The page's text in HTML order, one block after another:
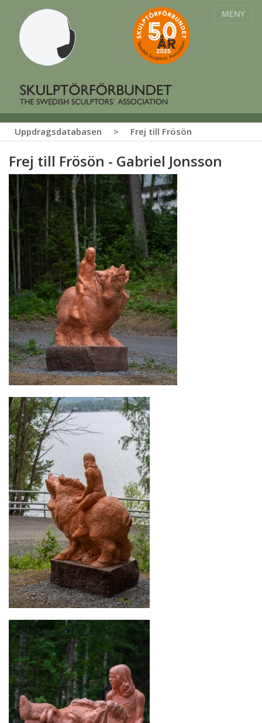
MENY
Uppdragsdatabasen > Frej till Frösön
Frej till Frösön - Gabriel Jonsson